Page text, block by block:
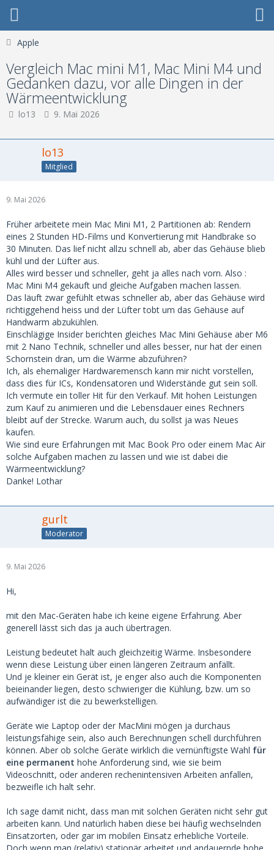
Apple
Vergleich Mac mini M1, Mac Mini M4 und
Gedanken dazu, vor alle Dingen in der
Wärmeentwicklung
lo13 9. Mai 2026
lo13
Mitglied
9. Mai 2026
Früher arbeitete mein Mac Mini M1, 2 Partitionen ab: Rendern
eines 2 Stunden HD-Films und Konvertierung mit Handbrake so
30 Minuten. Das lief nicht allzu schnell ab, aber das Gehäuse blieb
kühl und der Lüfter aus.
Alles wird besser und schneller, geht ja alles nach vorn. Also :
Mac Mini M4 gekauft und gleiche Aufgaben machen lassen.
Das läuft zwar gefühlt etwas schneller ab, aber das Gehäuse wird
richtiggehend heiss und der Lüfter tobt um das Gehäuse auf
Handwarm abzukühlen.
Einschlägige Insider berichten gleiches Mac Mini Gehäuse aber M6
mit 2 Nano Technik, schneller und alles besser, nur hat der einen
Schornstein dran, um die Wärme abzuführen?
Ich, als ehemaliger Hardwaremensch kann mir nicht vorstellen,
dass dies für ICs, Kondensatoren und Widerstände gut sein soll.
Ich vermute ein toller Hit für den Verkauf. Mit hohen Leistungen
zum Kauf zu animieren und die Lebensdauer eines Rechners
bleibt auf der Strecke. Warum auch, du sollst ja was Neues
kaufen.
Wie sind eure Erfahrungen mit Mac Book Pro oder einem Mac Air
solche Aufgaben machen zu lassen und wie ist dabei die
Wärmeentwicklung?
Danke! Lothar
gurlt
Moderator
9. Mai 2026
Hi,
mit den Mac-Geräten habe ich keine eigene Erfahrung. Aber
generell lässt sich das ja auch übertragen.
Leistung bedeutet halt auch gleichzeitig Wärme. Insbesondere
wenn diese Leistung über einen längeren Zeitraum anfällt.
Und je kleiner ein Gerät ist, je enger also auch die Komponenten
beieinander liegen, desto schwieriger die Kühlung, bzw. um so
aufwändiger ist die zu bewerkstelligen.
Geräte wie Laptop oder der MacMini mögen ja durchaus
leistungsfähige sein, also auch Berechnungen schell durchführen
können. Aber ob solche Geräte wirklich die vernünftigste Wahl für
eine permanent hohe Anforderung sind, wie sie beim
Videoschnitt, oder anderen rechenintensiven Arbeiten anfallen,
bezweifle ich halt sehr.
Ich sage damit nicht, dass man mit solchen Geräten nicht sehr gut
arbeiten kann. Und natürlich haben diese bei häufig wechselnden
Einsatzorten, oder gar im mobilen Einsatz erhebliche Vorteile.